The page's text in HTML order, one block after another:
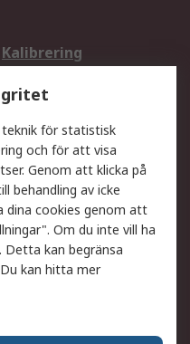
Kalibrering
Teknisk Support
Exportlösningar
Retur av varor
Spåra din order
Fördelar med RS-konto
teknik för statistisk
och för att visa
Genom att klicka på
behandling av icke
dina cookies genom att
Om du inte vill ha
Detta kan begränsa
kan hitta mer